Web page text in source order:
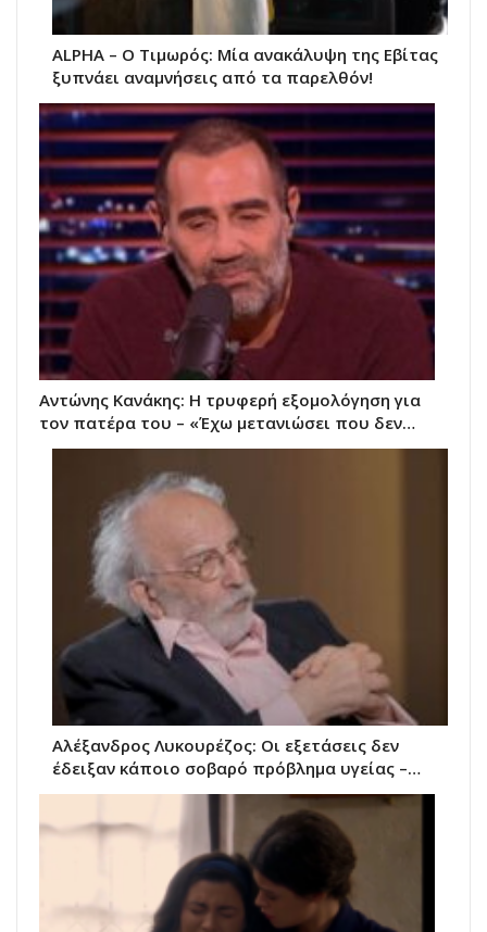
ALPHA – Ο Τιμωρός: Μία ανακάλυψη της Εβίτας
ξυπνάει αναμνήσεις από τα παρελθόν!
Αντώνης Κανάκης: Η τρυφερή εξομολόγηση για
τον πατέρα του – «Έχω μετανιώσει που δεν…
Αλέξανδρος Λυκουρέζος: Οι εξετάσεις δεν
έδειξαν κάποιο σοβαρό πρόβλημα υγείας –…